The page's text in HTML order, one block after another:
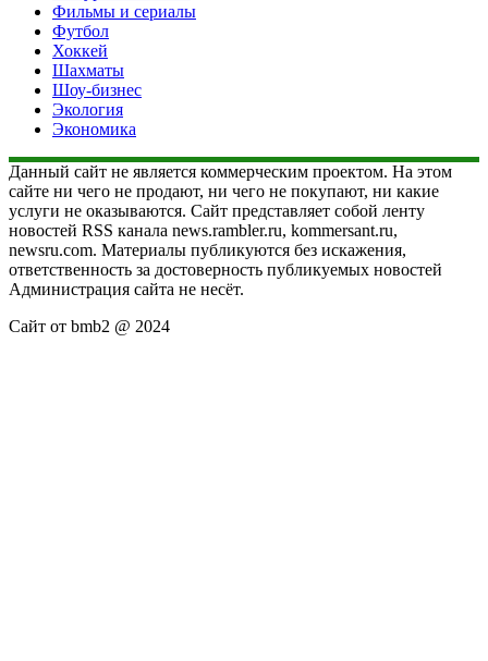
Фильмы и сериалы
Футбол
Хоккей
Шахматы
Шоу-бизнес
Экология
Экономика
Данный сайт не является коммерческим проектом. На этом
сайте ни чего не продают, ни чего не покупают, ни какие
услуги не оказываются. Сайт представляет собой ленту
новостей RSS канала news.rambler.ru, kommersant.ru,
newsru.com. Материалы публикуются без искажения,
ответственность за достоверность публикуемых новостей
Администрация сайта не несёт.
Сайт от bmb2 @ 2024